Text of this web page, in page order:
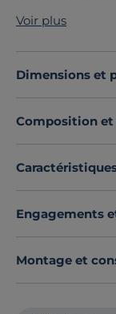
Vous
La collection
places, 3 places
ou tissu recyclé.
Découvrez
Voir plus
Dimensions et
Composition
Engagements
Montage et